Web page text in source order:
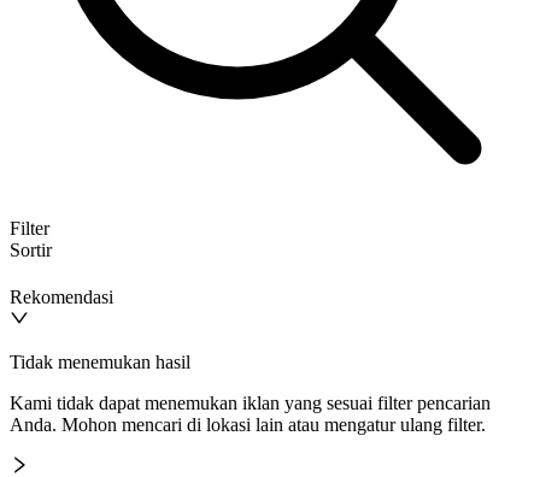
Filter
Sortir
Rekomendasi
Tidak menemukan hasil
Kami tidak dapat menemukan iklan yang sesuai filter pencarian
Anda. Mohon mencari di lokasi lain atau mengatur ulang filter.